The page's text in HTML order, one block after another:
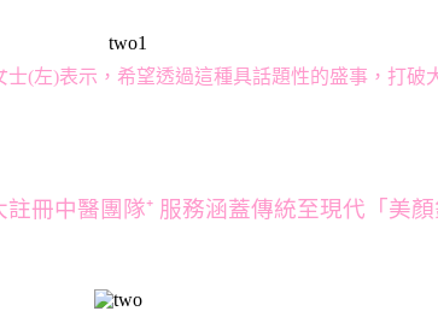
(左)表示，希望透過這種具話題性的盛事，打
冊中醫團隊⁺ 服務涵蓋傳統至現代「美顏